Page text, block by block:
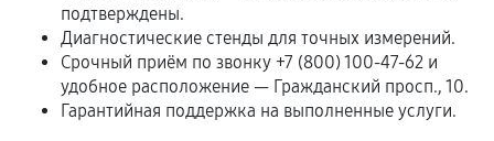
отдельных условиях.
Если комплектующие куплены
самостоятельно
подтверждены.
Диагностические стенды для точных измерений.
Срочный приём по звонку +7 (800) 100-47-62 и
удобное расположение — Гражданский просп., 10.
Гарантийная поддержка на выполненные услуги.